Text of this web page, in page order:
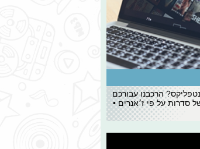
הרכבנו עבורכם
סדרות על פי ז׳אנרים •